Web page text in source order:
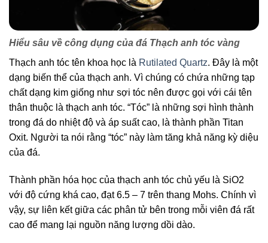
Hiểu sâu về công dụng của đá Thạch anh tóc vàng
Thạch anh tóc tên khoa học là Rutilated Quartz. Đây là một
dạng biến thể của thạch anh. Vì chúng có chứa những tạp
chất dạng kim giống như sợi tóc nên được gọi với cái tên
thân thuộc là thạch anh tóc. “Tóc” là những sợi hình thành
trong đá do nhiệt độ và áp suất cao, là thành phần Titan
Oxit. Người ta nói rằng “tóc” này làm tăng khả năng kỳ diệu
của đá.
Thành phần hóa học của thạch anh tóc chủ yếu là SiO2
với độ cứng khá cao, đạt 6.5 – 7 trên thang Mohs. Chính vì
vậy, sự liên kết giữa các phân tử bên trong mỗi viên đá rất
cao để mang lại nguồn năng lượng dồi dào.